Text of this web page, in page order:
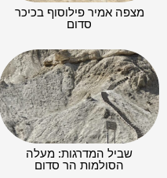
מצפה אמיר פילוסוף בכיכר
סדום
שביל המדרגות: מעלה
הסולמות הר סדום